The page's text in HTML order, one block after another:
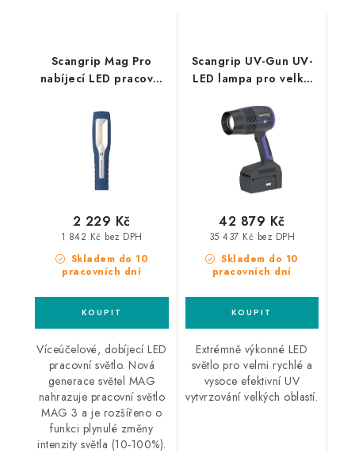
Scangrip Mag Pro
nabíjecí LED pracovní
Skladem do 10
pracovních dní
1 842 Kč bez DPH
2 229 Kč
Víceúčelové, dobíjecí LED
pracovní světlo. Nová
generace světel MAG
nahrazuje pracovní světlo
MAG 3 a je rozšířeno o
funkci plynulé změny
intenzity světla (10-100%).
Scangrip UV-Gun UV-
LED lampa pro velké
Skladem do 10
pracovních dní
35 437 Kč bez DPH
42 879 Kč
Extrémně výkonné LED
světlo pro velmi rychlé a
vysoce efektivní UV
vytvrzování velkých oblastí.